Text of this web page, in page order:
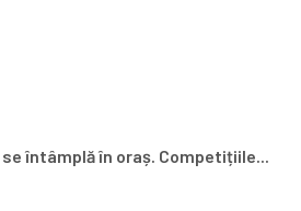
întâmplă în oraș. Competițiile...